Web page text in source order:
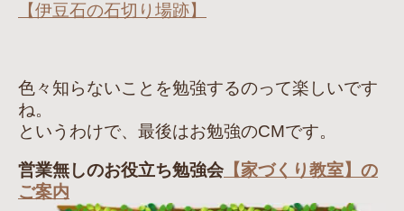
【伊豆石の石切り場跡】
色々知らないことを勉強するのって楽しいです
ね。
というわけで、最後はお勉強のCMです。
営業無しのお役立ち勉強会【家づくり教室】の
ご案内